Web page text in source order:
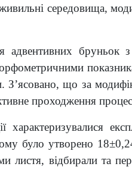
середовища,
адвентивних
З’ясовано, що за
проходження
було утворено
відбирали та